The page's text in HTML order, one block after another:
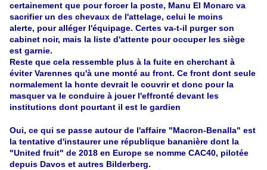
certainement que pour forcer la poste, Manu El Monarc va
sacrifier un des chevaux de l'attelage, celui le moins
alerte, pour alléger l'équipage. Certes va-t-il purger son
cabinet noir, mais la liste d'attente pour occuper les siège
est garnie.
Reste que cela ressemble plus à la fuite en cherchant à
éviter Varennes qu'à une monté au front. Ce front dont seule
normalement la honte devrait le couvrir et donc pour la
masquer va le conduire à jouer l'effronté devant les
institutions dont pourtant il est le gardien
Oui, ce qui se passe autour de l'affaire "Macron-Benalla" est
la tentative d'instaurer une république bananière dont la
"United fruit" de 2018 en Europe se nomme CAC40, pilotée
depuis Davos et autres Bilderberg.